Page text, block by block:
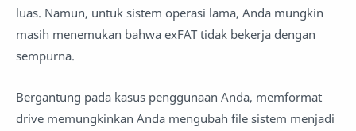
luas. Namun, untuk sistem operasi lama, Anda mungkin
masih menemukan bahwa exFAT tidak bekerja dengan
sempurna.
Bergantung pada kasus penggunaan Anda, memformat
drive memungkinkan Anda mengubah file sistem menjadi